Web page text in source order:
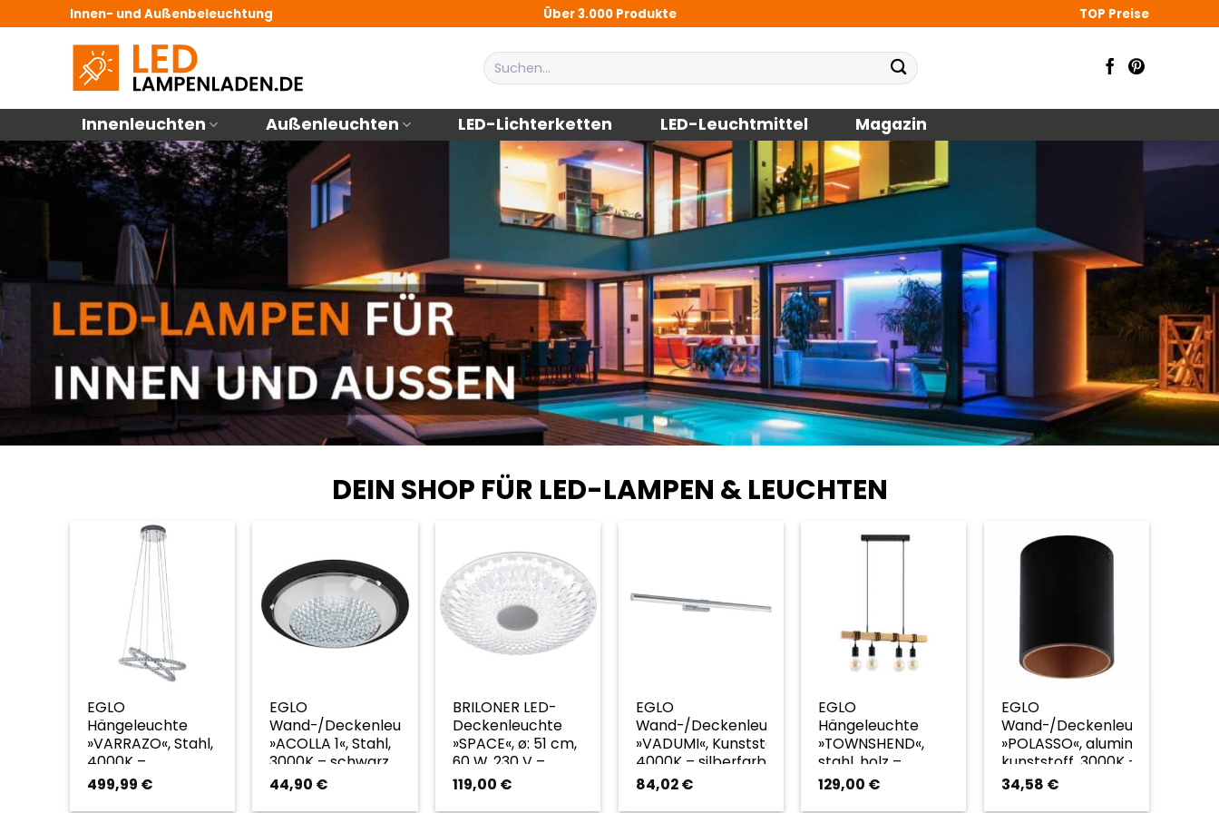
Innen- und Außenbeleuchtung Über 3.000 Produkte TOP Preise
Suchen
nach:
Innenleuchten Außenleuchten LED-Lichterketten LED-Leuchtmittel Magazin
DEIN SHOP FÜR LED-LAMPEN & LEUCHTEN
EGLO
Hängeleuchte
»VARRAZO«, Stahl,
4000K –
silberfarben
499,99 €
EGLO
Wand-/Deckenleuchte
»ACOLLA 1«, Stahl,
3000K – schwarz
44,90 €
BRILONER LED-
Deckenleuchte
»SPACE«, ø: 51 cm,
60 W, 230 V –
transparent
119,00 €
EGLO
Wand-/Deckenleuchte
»VADUMI«, Kunststoff,
4000K – silberfarben
84,02€
EGLO
Hängeleuchte
»TOWNSHEND«,
stahl, holz –
schwarz | braun
129,00 €
EGLO
Wand-/Deckenleuchte
»POLASSO«, aluminium,
kunststoff, 3000K –
schwarz | orange
34,58 €